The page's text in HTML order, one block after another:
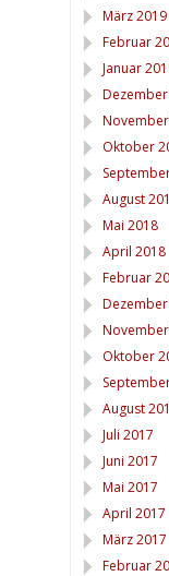
März 2019
Februar
Januar
Oktober
August
Mai 2018
April 2018
Februar
Oktober
August
Juli 2017
Juni 2017
Mai 2017
April 2017
März 2017
Februar